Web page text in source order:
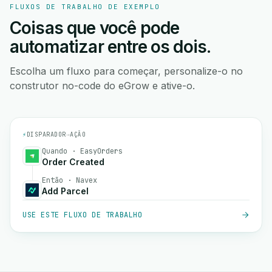
FLUXOS DE TRABALHO DE EXEMPLO
Coisas que você pode
automatizar entre os dois.
Escolha um fluxo para começar, personalize-o no
construtor no-code do eGrow e ative-o.
⚡ DISPARADOR→AÇÃO
Quando · EasyOrders
Order Created
Então · Navex
Add Parcel
USE ESTE FLUXO DE TRABALHO